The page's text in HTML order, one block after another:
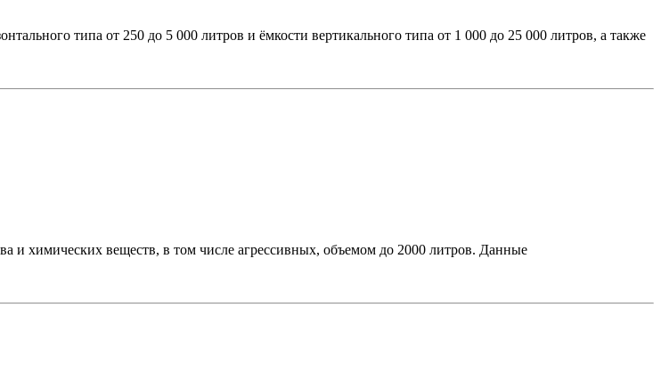
типа от 250 до 5 000 литров и ёмкости вертикального типа от 1 000 до 25 000 литров, а также
и химических веществ, в том числе агрессивных, объемом до 2000 литров. Данные